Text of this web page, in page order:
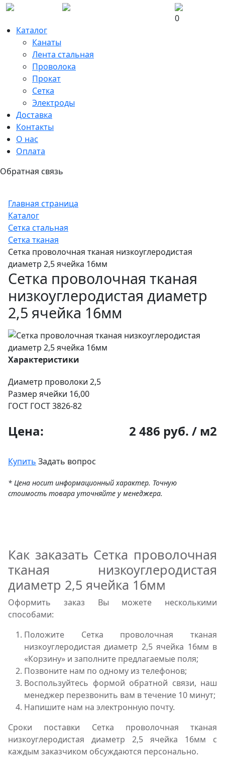
0
Каталог
Канаты
Лента стальная
Проволока
Прокат
Сетка
Электроды
Доставка
Контакты
О нас
Оплата
Обратная связь
Главная страница
Каталог
Сетка стальная
Сетка тканая
Сетка проволочная тканая низкоуглеродистая
диаметр 2,5 ячейка 16мм
Сетка проволочная тканая
низкоуглеродистая диаметр
2,5 ячейка 16мм
Характеристики
Диаметр проволоки 2,5
Размер ячейки 16,00
ГОСТ ГОСТ 3826-82
Цена: 2 486 руб. / м2
Купить Задать вопрос
* Цена носит информационный характер. Точную
стоимость товара уточняйте у менеджера.
Как заказать Сетка проволочная
тканая низкоуглеродистая
диаметр 2,5 ячейка 16мм
Оформить заказ Вы можете несколькими
способами:
Положите Сетка проволочная тканая
низкоуглеродистая диаметр 2,5 ячейка 16мм в
«Корзину» и заполните предлагаемые поля;
Позвоните нам по одному из телефонов;
Воспользуйтесь формой обратной связи, наш
менеджер перезвонить вам в течение 10 минут;
Напишите нам на электронную почту.
Сроки поставки Сетка проволочная тканая
низкоуглеродистая диаметр 2,5 ячейка 16мм с
каждым заказчиком обсуждаются персонально.